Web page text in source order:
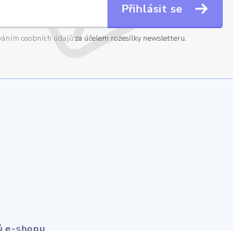
Přihlásit se
osobních údajůza účelem rozesílky newsletteru.
e-shopu